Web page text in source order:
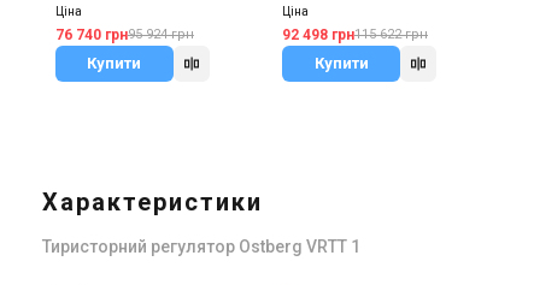
Ціна
76 740 грн95 924 грн
Купити
Ціна
92 498 грн115 622 грн
Купити
Характеристики
Тиристорний регулятор Ostberg VRTT 1